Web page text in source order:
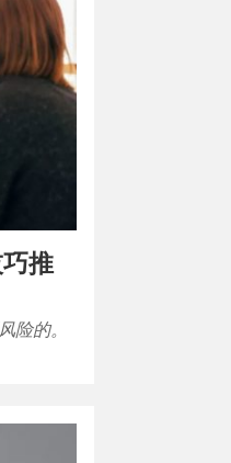
推
险的。